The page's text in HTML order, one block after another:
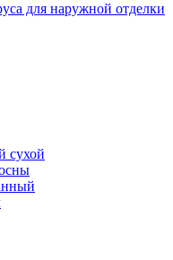
для наружной отделки
сухой